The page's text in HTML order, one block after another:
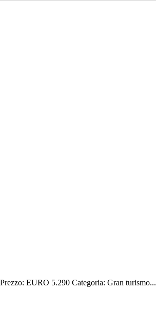
EURO 5.290 Categoria: Gran turismo...